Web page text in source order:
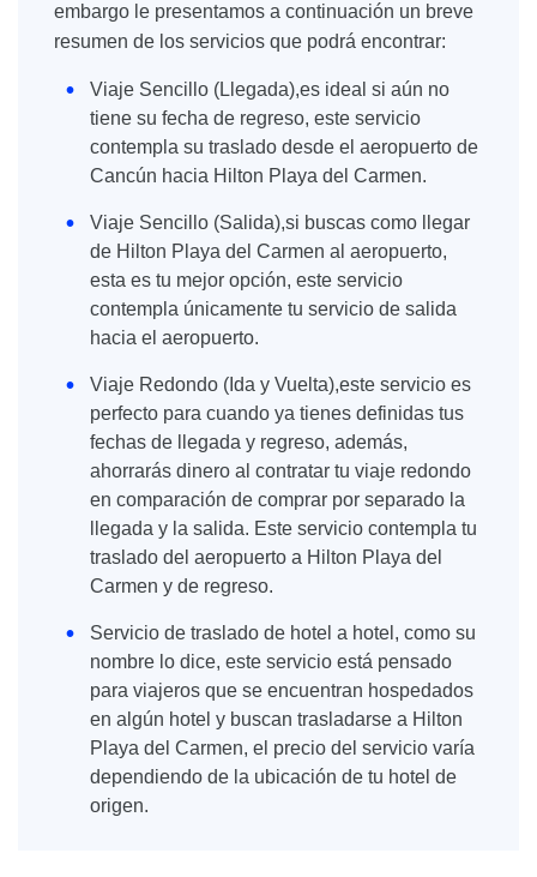
embargo le presentamos a continuación un breve
resumen de los servicios que podrá encontrar:
Viaje Sencillo (Llegada),es ideal si aún no
tiene su fecha de regreso, este servicio
contempla su traslado desde el aeropuerto de
Cancún hacia Hilton Playa del Carmen.
Viaje Sencillo (Salida),si buscas como llegar
de Hilton Playa del Carmen al aeropuerto,
esta es tu mejor opción, este servicio
contempla únicamente tu servicio de salida
hacia el aeropuerto.
Viaje Redondo (Ida y Vuelta),este servicio es
perfecto para cuando ya tienes definidas tus
fechas de llegada y regreso, además,
ahorrarás dinero al contratar tu viaje redondo
en comparación de comprar por separado la
llegada y la salida. Este servicio contempla tu
traslado del aeropuerto a Hilton Playa del
Carmen y de regreso.
Servicio de traslado de hotel a hotel, como su
nombre lo dice, este servicio está pensado
para viajeros que se encuentran hospedados
en algún hotel y buscan trasladarse a Hilton
Playa del Carmen, el precio del servicio varía
dependiendo de la ubicación de tu hotel de
origen.